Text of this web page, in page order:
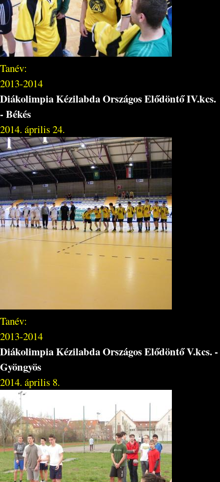
Tanév:
2013-2014
Diákolimpia Kézilabda Országos Elődöntő IV.kcs.
- Békés
2014. április 24.
Tanév:
2013-2014
Diákolimpia Kézilabda Országos Elődöntő V.kcs. -
Gyöngyös
2014. április 8.